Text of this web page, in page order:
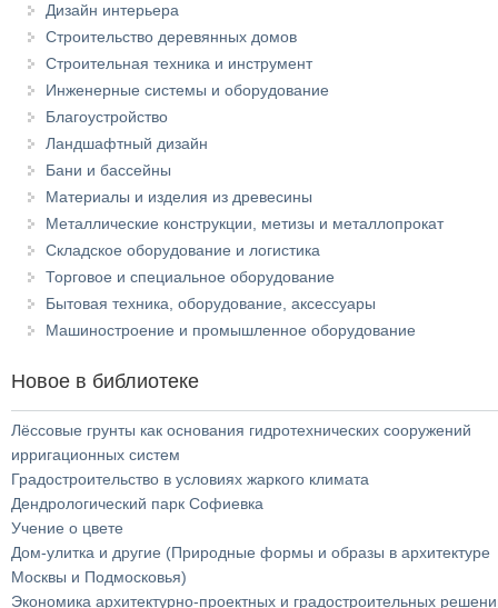
Дизайн интерьера
Строительство деревянных домов
Строительная техника и инструмент
Инженерные системы и оборудование
Благоустройство
Ландшафтный дизайн
Бани и бассейны
Материалы и изделия из древесины
Металлические конструкции, метизы и металлопрокат
Складское оборудование и логистика
Торговое и специальное оборудование
Бытовая техника, оборудование, аксессуары
Машиностроение и промышленное оборудование
Новое в библиотеке
Лёссовые грунты как основания гидротехнических сооружений
ирригационных систем
Градостроительство в условиях жаркого климата
Дендрологический парк Софиевка
Учение о цвете
Дом-улитка и другие (Природные формы и образы в архитектуре
Москвы и Подмосковья)
Экономика архитектурно-проектных и градостроительных